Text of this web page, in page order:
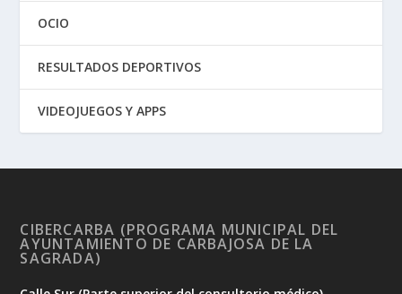
OCIO
RESULTADOS DEPORTIVOS
VIDEOJUEGOS Y APPS
CIBERCARBA (PROGRAMA MUNICIPAL DEL
AYUNTAMIENTO DE CARBAJOSA DE LA
SAGRADA)